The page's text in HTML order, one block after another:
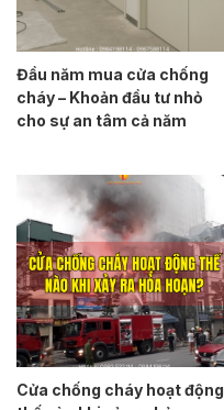
Đầu năm mua cửa chống
cháy – Khoản đầu tư nhỏ
cho sự an tâm cả năm
Cửa chống cháy hoạt động